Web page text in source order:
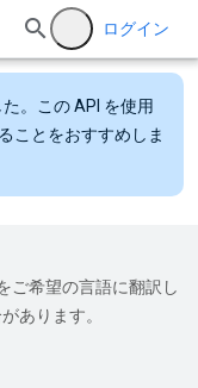
ログイン
。この API を使用
ことをおすすめしま
ご希望の言語に翻訳し
あります。